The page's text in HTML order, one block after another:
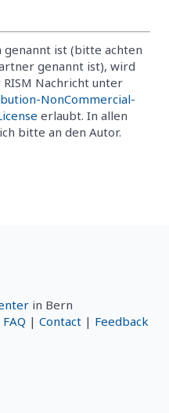
ist (bitte achten
genannt ist), wird
Nachricht unter
NonCommercial-
erlaubt. In allen
bitte an den Autor.
in Bern
FAQ | Contact | Feedback